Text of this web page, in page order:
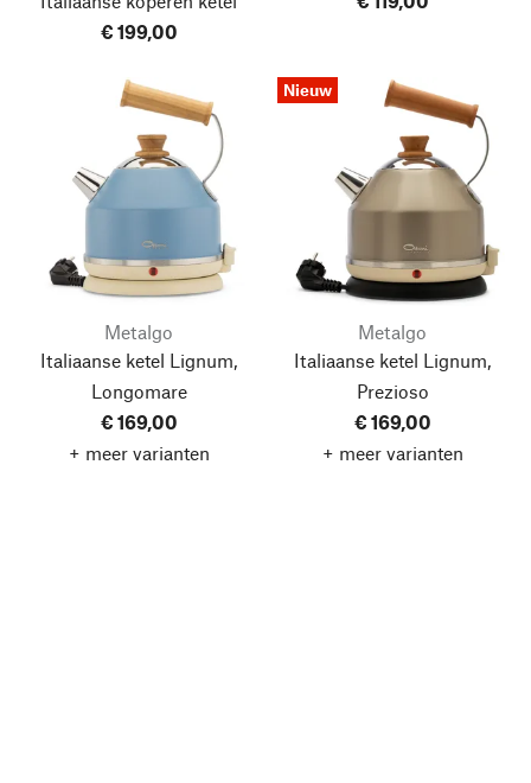
€ 199,00
Metalgo
Italiaanse ketel Lignum,
Longomare
€ 169,00
+ meer varianten
Nieuw
Metalgo
Italiaanse ketel Lignum,
Prezioso
€ 169,00
+ meer varianten